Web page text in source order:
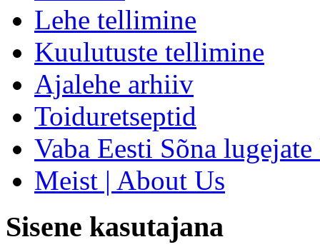
Lehe tellimine
Kuulutuste tellimine
Ajalehe arhiiv
Toiduretseptid
Vaba Eesti Sõna
Meist | About Us
Sisene kasutajana